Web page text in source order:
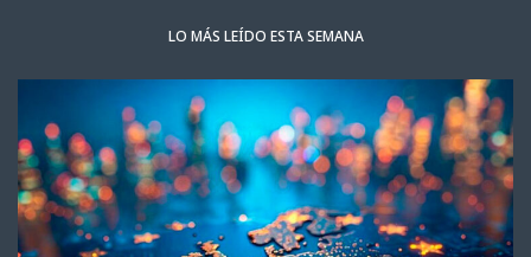
LO MÁS LEÍDO ESTA SEMANA